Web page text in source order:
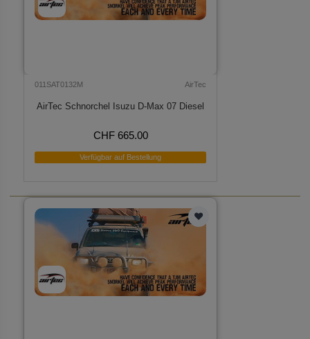
011SAT0132M AirTec
AirTec Schnorchel Isuzu D-Max 07 Diesel
CHF 665.00
Verfügbar auf Bestellung